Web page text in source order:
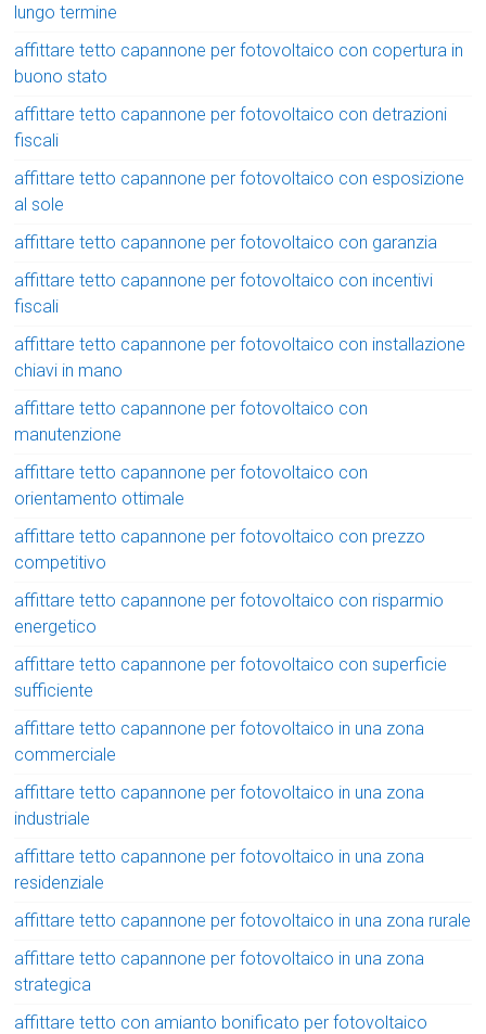
lungo termine
affittare tetto capannone per fotovoltaico con copertura in
buono stato
affittare tetto capannone per fotovoltaico con detrazioni
fiscali
affittare tetto capannone per fotovoltaico con esposizione
al sole
affittare tetto capannone per fotovoltaico con garanzia
affittare tetto capannone per fotovoltaico con incentivi
fiscali
affittare tetto capannone per fotovoltaico con installazione
chiavi in mano
affittare tetto capannone per fotovoltaico con
manutenzione
affittare tetto capannone per fotovoltaico con
orientamento ottimale
affittare tetto capannone per fotovoltaico con prezzo
competitivo
affittare tetto capannone per fotovoltaico con risparmio
energetico
affittare tetto capannone per fotovoltaico con superficie
sufficiente
affittare tetto capannone per fotovoltaico in una zona
commerciale
affittare tetto capannone per fotovoltaico in una zona
industriale
affittare tetto capannone per fotovoltaico in una zona
residenziale
affittare tetto capannone per fotovoltaico in una zona rurale
affittare tetto capannone per fotovoltaico in una zona
strategica
affittare tetto con amianto bonificato per fotovoltaico